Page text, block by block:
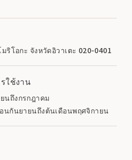
ริโอกะ จังหวัดอิวาเตะ 020-0401
ใช้งาน
นถึงกรกฎาคม
นกันยายนถึงต้นเดือนพฤศจิกายน